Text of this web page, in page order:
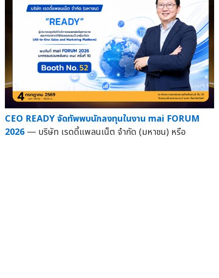
CEO READY จัดทัพพบนักลงทุนในงาน mai FORUM
2026 — บริษัท เรดดี้แพลนเน็ต จำกัด (มหาชน) หรือ